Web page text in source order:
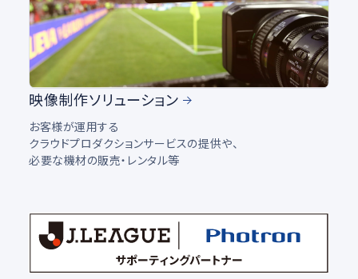
映像制作ソリューション
お客様が運用する
クラウドプロダクションサービスの提供や、
必要な機材の販売・レンタル等